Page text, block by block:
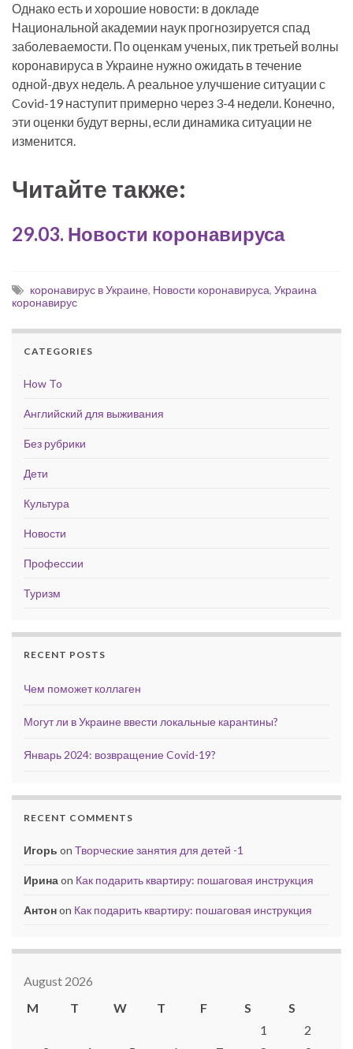
Однако есть и хорошие новости: в докладе
Национальной академии наук прогнозируется спад
заболеваемости. По оценкам ученых, пик третьей волны
коронавируса в Украине нужно ожидать в течение
одной-двух недель. А реальное улучшение ситуации с
Covid-19 наступит примерно через 3-4 недели. Конечно,
эти оценки будут верны, если динамика ситуации не
изменится.
Читайте также:
29.03. Новости коронавируса
коронавирус в Украине, Новости коронавируса, Украина
коронавирус
CATEGORIES
How To
Английский для выживания
Без рубрики
Дети
Культура
Новости
Профессии
Туризм
RECENT POSTS
Чем поможет коллаген
Могут ли в Украине ввести локальные карантины?
Январь 2024: возвращение Covid-19?
RECENT COMMENTS
Игорь on Творческие занятия для детей -1
Иринаon Как подарить квартиру: пошаговая инструкция
Антонon Как подарить квартиру: пошаговая инструкция
August 2026
M
T W T F S
S
1
2